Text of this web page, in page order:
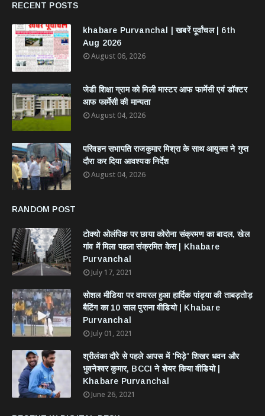
RECENT POSTS
khabare Purvanchal | खबरें पूर्वांचल | 6th
Aug 2026
August 06, 2026
जेडी शिक्षा ग्राम को मिली मास्टर आफ फार्मेसी एवं डॉक्टर
आफ फार्मेसी की मान्यता
August 04, 2026
परिवहन सभापति राजकुमार मिश्रा के साथ आयुक्त ने गुप्त
दौरा कर दिया आवश्यक निर्देश
August 04, 2026
RANDOM POST
टोक्यो ओलंपिक पर छाया कोरोना संक्रमण का बादल, खेल
गांव में मिला पहला संक्रमित केस | Khabare
Purvanchal
July 17, 2021
सोशल मीडिया पर वायरल हुआ हार्दिक पांड्या की ताबड़तोड़
बैटिंग का 10 साल पुराना वीडियो | Khabare
Purvanchal
July 01, 2021
श्रीलंका दौरे से पहले आपस में 'भिड़े' शिखर धवन और
भुवनेश्वर कुमार, BCCI ने शेयर किया वीडियो |
Khabare Purvanchal
June 26, 2021